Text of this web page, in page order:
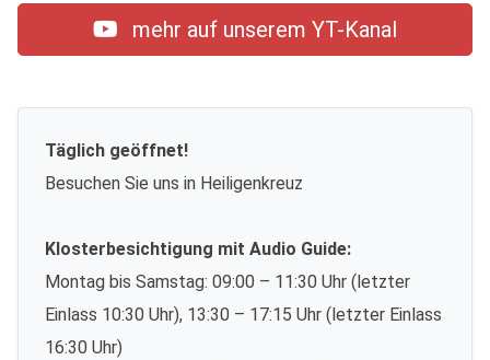
mehr auf unserem YT-Kanal
Täglich geöffnet!
Besuchen Sie uns in Heiligenkreuz
Klosterbesichtigung mit Audio Guide:
Montag bis Samstag: 09:00 – 11:30 Uhr (letzter
Einlass 10:30 Uhr), 13:30 – 17:15 Uhr (letzter Einlass
16:30 Uhr)